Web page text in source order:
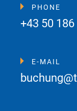
PHONE
+43 50 186
E-MAIL